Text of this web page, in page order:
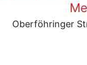
Oberföhringer